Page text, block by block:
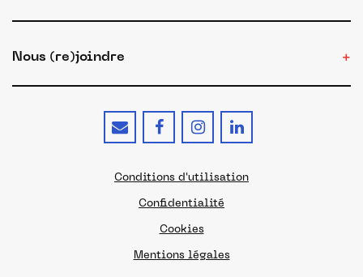
Nous (re)joindre
Conditions d'utilisation
Confidentialité
Cookies
Mentions légales